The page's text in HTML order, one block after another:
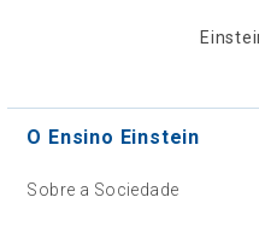
O Ensino Einstein
Sobre a Sociedade